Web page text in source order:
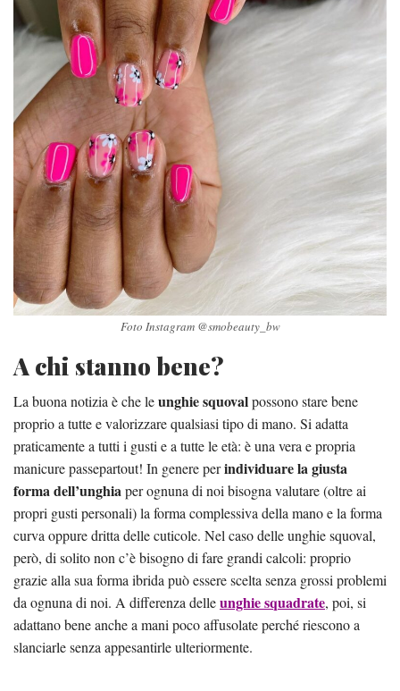
Foto Instagram @smobeauty_bw
A chi stanno bene?
La buona notizia è che leunghie squovalpossono stare bene
proprio a tutte e valorizzare qualsiasi tipo di mano. Si adatta
praticamente a tutti i gusti e a tutte le età: è una vera e propria
manicure passepartout! In genere perindividuare la giusta
forma dell’unghiaper ognuna di noi bisogna valutare (oltre ai
propri gusti personali) la forma complessiva della mano e la forma
curva oppure dritta delle cuticole. Nel caso delle unghie squoval,
però, di solito non c’è bisogno di fare grandi calcoli: proprio
grazie alla sua forma ibrida può essere scelta senza grossi problemi
da ognuna di noi. A differenza delleunghie squadrate, poi, si
adattano bene anche a mani poco affusolate perché riescono a
slanciarle senza appesantirle ulteriormente.